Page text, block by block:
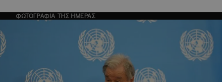
ΦΩΤΟΓΡΑΦΙΑ ΤΗΣ ΗΜΕΡΑΣ